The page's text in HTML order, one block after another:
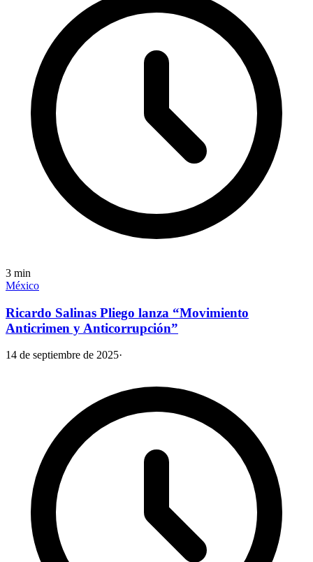
3 min
México
Ricardo Salinas Pliego lanza “Movimiento
Anticrimen y Anticorrupción”
14 de septiembre de 2025·